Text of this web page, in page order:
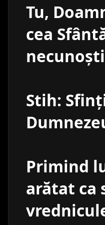
Tu,
cea
Stih:
Primind
arătat ca